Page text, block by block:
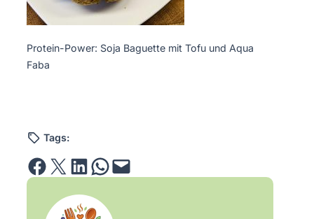
Protein-Power: Soja Baguette mit Tofu und Aqua
Faba
Tags:
Share on Facebook Email this Page Share on LinkedIn Share on WhatsApp Email this Page